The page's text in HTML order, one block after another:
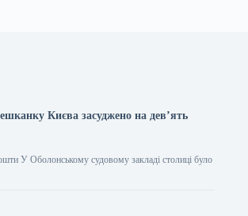
Києва засуджено на дев’ять
У Оболонському судовому закладі столиці було